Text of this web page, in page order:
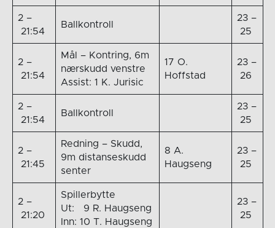
2 –
21:54
Ballkontroll
23 –
25
2 –
21:54
Mål – Kontring, 6m
nærskudd venstre
Assist: 1 K. Jurisic
17 O.
Hoffstad
23 –
26
2 –
21:54
Ballkontroll
23 –
25
2 –
21:45
Redning – Skudd,
9m distanseskudd
senter
8 A.
Haugseng
23 –
25
2 –
21:20
Spillerbytte
Ut: 9 R. Haugseng
Inn: 10 T. Haugseng
23 –
25